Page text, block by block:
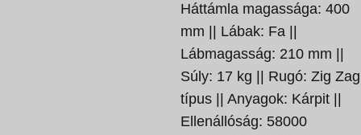
Háttámla magassága: 400
mm || Lábak: Fa ||
Lábmagasság: 210 mm ||
Súly: 17 kg || Rugó: Zig Zag
típus || Anyagok: Kárpit ||
Ellenállóság: 58000